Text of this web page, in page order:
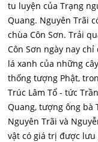
tu luyện của Trạng
Quang. Nguyên Trãi
chùa Côn Sơn. Trải
Côn Sơn ngày nay
lá xanh của những
thống tượng Phật,
Trúc Lâm Tổ - tức
Quang, tượng ông bà
Nguyên Trãi và
vật có giá trị được